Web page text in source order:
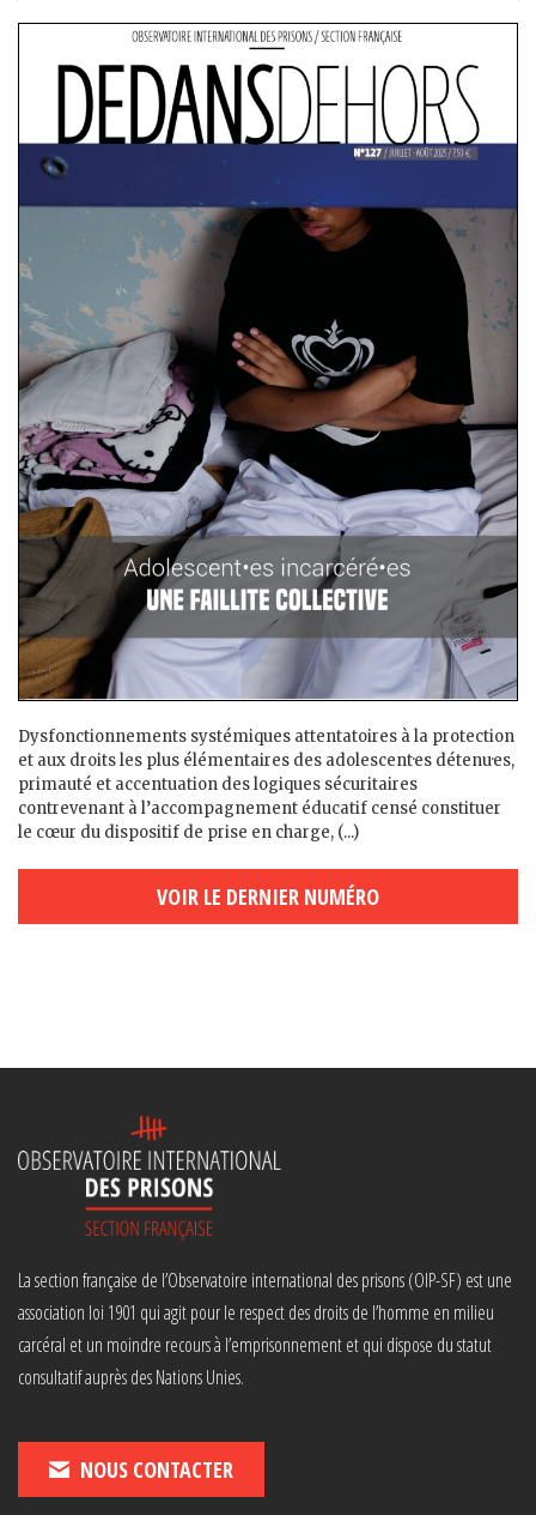
Dysfonctionnements systémiques attentatoires à la protection
et aux droits les plus élémentaires des adolescent·es détenu·es,
primauté et accentuation des logiques sécuritaires
contrevenant à l’accompagnement éducatif censé constituer
le cœur du dispositif de prise en charge, (...)
VOIR LE DERNIER NUMÉRO
La section française de l’Observatoire international des prisons (OIP-SF) est une
association loi 1901 qui agit pour le respect des droits de l’homme en milieu
carcéral et un moindre recours à l’emprisonnement et qui dispose du statut
consultatif auprès des Nations Unies.
NOUS CONTACTER